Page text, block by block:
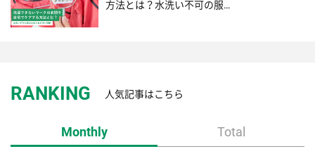
方法とは？水洗い不可の服…
RANKING 人気記事はこちら
Monthly Total